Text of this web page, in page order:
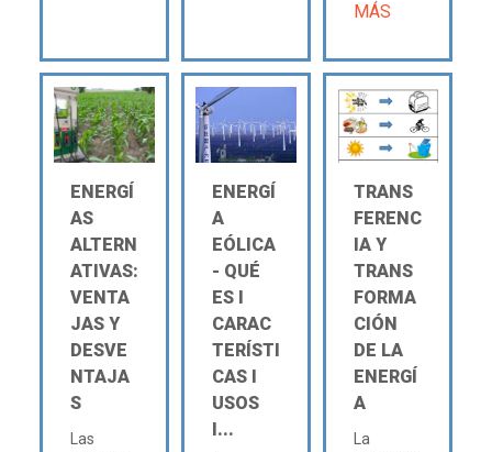
MÁS
ENERGÍ
AS
ALTERN
ATIVAS:
VENTA
JAS Y
DESVE
NTAJA
S
Las
ENERGÍ
A
EÓLICA
- QUÉ
ES Ι
CARAC
TERÍSTI
CAS Ι
USOS
Ι...
TRANS
FERENC
IA Y
TRANS
FORMA
CIÓN
DE LA
ENERGÍ
A
La